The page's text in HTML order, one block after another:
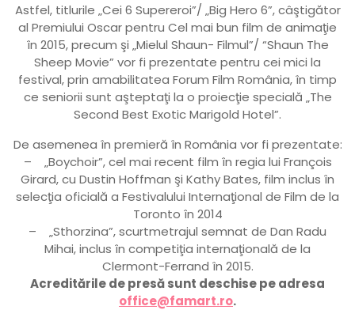
Astfel, titlurile „Cei 6 Supereroi”/ „Big Hero 6”, câştigător
al Premiului Oscar pentru Cel mai bun film de animaţie
în 2015, precum şi „Mielul Shaun- Filmul”/ “Shaun The
Sheep Movie” vor fi prezentate pentru cei mici la
festival, prin amabilitatea Forum Film România, în timp
ce seniorii sunt aşteptaţi la o proiecţie specială „The
Second Best Exotic Marigold Hotel”.
De asemenea în premieră în România vor fi prezentate:
– „Boychoir”, cel mai recent film în regia lui François
Girard, cu Dustin Hoffman şi Kathy Bates, film inclus în
selecţia oficială a Festivalului Internaţional de Film de la
Toronto în 2014
– „Sthorzina”, scurtmetrajul semnat de Dan Radu
Mihai, inclus în competiţia internaţională de la
Clermont-Ferrand în 2015.
Acreditările de presă sunt deschise pe adresa
office@famart.ro.